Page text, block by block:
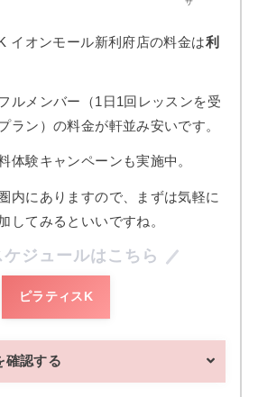
イオンモール新利府店の料金は利
ルメンバー（1日1回レッスンを受
ラン）の料金が軒並み安いです。
体験キャンペーンも実施中。
内にありますので、まずは気軽に
してみるといいですね。
ジュールはこちら
ピラティスK
確認する